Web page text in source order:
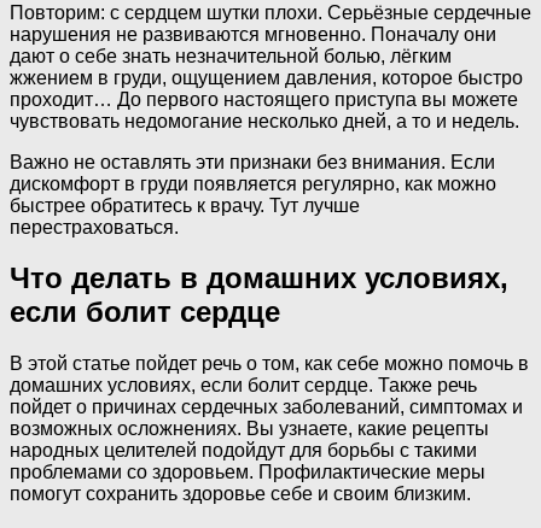
Повторим: с сердцем шутки плохи. Серьёзные сердечные
нарушения не развиваются мгновенно. Поначалу они
дают о себе знать незначительной болью, лёгким
жжением в груди, ощущением давления, которое быстро
проходит… До первого настоящего приступа вы можете
чувствовать недомогание несколько дней, а то и недель.
Важно не оставлять эти признаки без внимания. Если
дискомфорт в груди появляется регулярно, как можно
быстрее обратитесь к врачу. Тут лучше
перестраховаться.
Что делать в домашних условиях,
если болит сердце
В этой статье пойдет речь о том, как себе можно помочь в
домашних условиях, если болит сердце. Также речь
пойдет о причинах сердечных заболеваний, симптомах и
возможных осложнениях. Вы узнаете, какие рецепты
народных целителей подойдут для борьбы с такими
проблемами со здоровьем. Профилактические меры
помогут сохранить здоровье себе и своим близким.